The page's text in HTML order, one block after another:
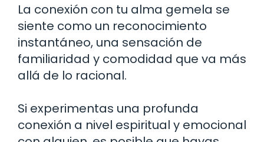
La conexión con tu alma gemela se
siente como un reconocimiento
instantáneo, una sensación de
familiaridad y comodidad que va más
allá de lo racional.
Si experimentas una profunda
conexión a nivel espiritual y emocional